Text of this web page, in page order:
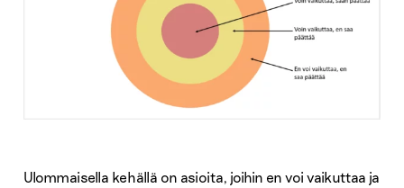
Ulommaisella kehällä on asioita, joihin en voi vaikuttaa ja